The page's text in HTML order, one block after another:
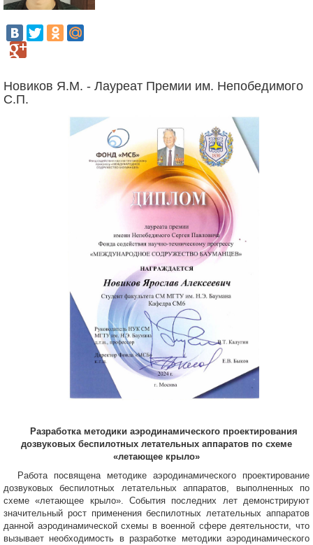
Новиков Я.М. - Лауреат Премии им. Непобедимого
С.П.
Разработка методики аэродинамического проектирования
дозвуковых беспилотных летательных аппаратов по схеме
«летающее крыло»
Работа посвящена методике аэродинамического проектирование
дозвуковых беспилотных летательных аппаратов, выполненных по
схеме «летающее крыло». События последних лет демонстрируют
значительный рост применения беспилотных летательных аппаратов
данной аэродинамической схемы в военной сфере деятельности, что
вызывает необходимость в разработке методики аэродинамического